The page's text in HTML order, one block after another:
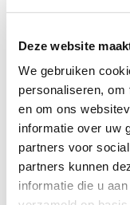
Deze website
We gebruiken
personaliseren,
en om ons
informatie over uw
partners voor
partners kunnen
informatie die u
Meer
Neem voor meer